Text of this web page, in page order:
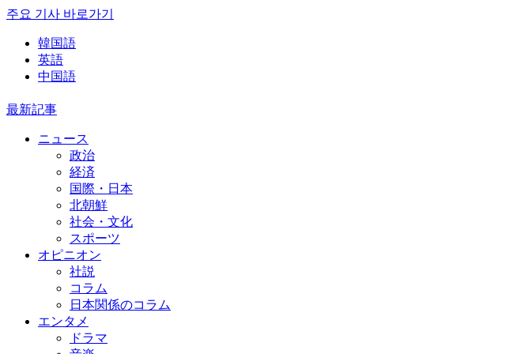
주요 기사 바로가기
韓国語
英語
中国語
最新記事
ニュース
政治
経済
国際・日本
北朝鮮
社会・文化
スポーツ
オピニオン
社説
コラム
日本関係のコラム
エンタメ
ドラマ